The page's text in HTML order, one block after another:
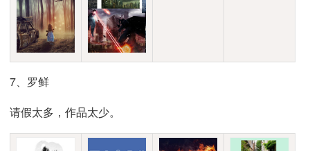
7、罗鲜
请假太多，作品太少。